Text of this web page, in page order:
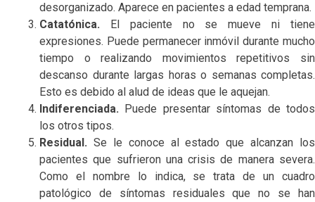
desorganizado. Aparece en pacientes a edad temprana.
Catatónica. El paciente no se mueve ni tiene
expresiones. Puede permanecer inmóvil durante mucho
tiempo o realizando movimientos repetitivos sin
descanso durante largas horas o semanas completas.
Esto es debido al alud de ideas que le aquejan.
Indiferenciada. Puede presentar síntomas de todos
los otros tipos.
Residual. Se le conoce al estado que alcanzan los
pacientes que sufrieron una crisis de manera severa.
Como el nombre lo indica, se trata de un cuadro
patológico de síntomas residuales que no se han